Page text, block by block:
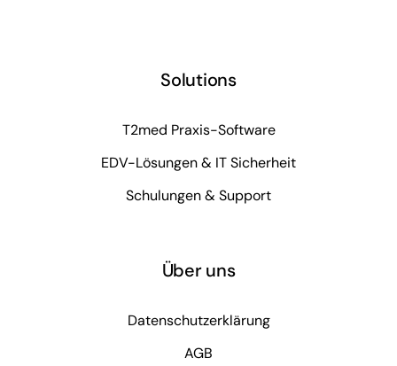
Solutions
T2med Praxis-Software
EDV-Lösungen & IT Sicherheit
Schulungen & Support
Über uns
Datenschutzerklärung
AGB